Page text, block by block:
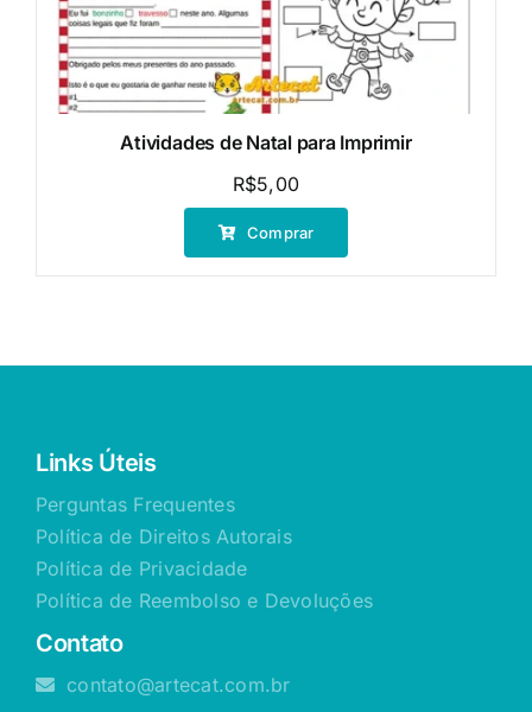
Atividades de Natal para Imprimir
R$5,00
Comprar
Links Úteis
Perguntas Frequentes
Política de Direitos Autorais
Política de Privacidade
Política de Reembolso e Devoluções
Contato
contato@artecat.com.br